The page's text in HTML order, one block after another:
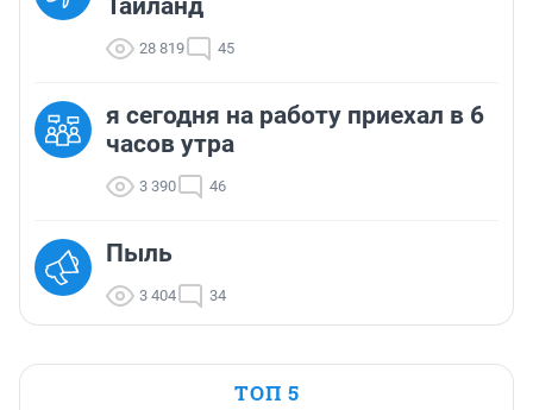
Тайланд
28 819 45
я сегодня на работу приехал в 6
часов утра
3 390 46
Пыль
3 404 34
ТОП 5